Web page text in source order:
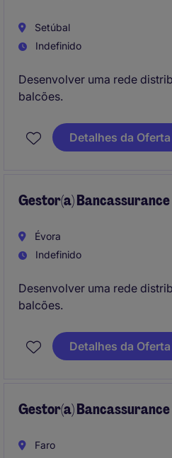
Setúbal
Indefinido
Desenvolver uma rede
balcões.
Detalhes da Oferta
Gestor(a)
Évora
Indefinido
Desenvolver uma rede
balcões.
Detalhes da Oferta
Gestor(a)
Faro